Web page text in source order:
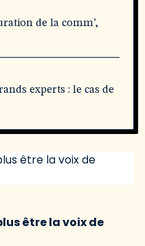
de la comm’,
experts : le cas de
être la voix de